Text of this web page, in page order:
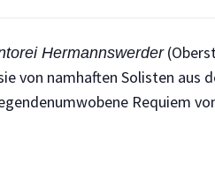
Hermannswerder
von namhaften Solisten aus
Requiem